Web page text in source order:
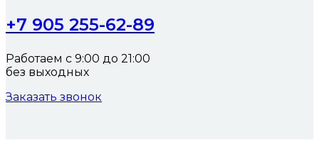
+7 905 255-62-89
Работаем с 9:00 до 21:00
без выходных
Заказать звонок